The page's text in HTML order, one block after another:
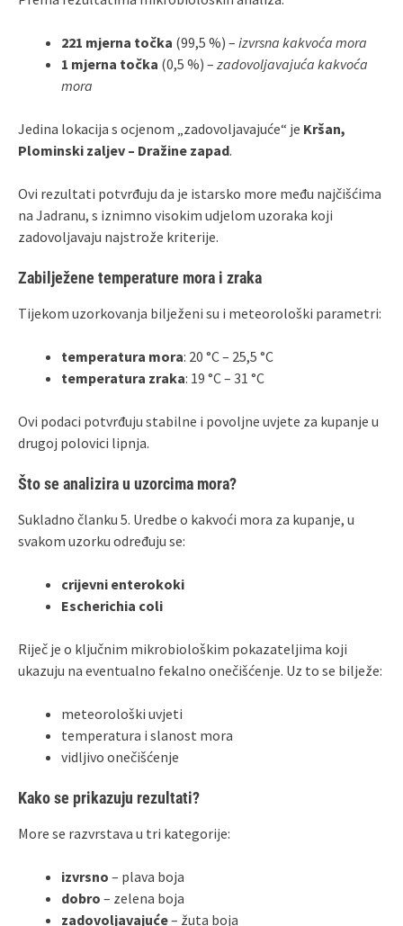
221 mjerna točka (99,5 %) – izvrsna kakvoća mora
1 mjerna točka (0,5 %) – zadovoljavajuća kakvoća
mora
Jedina lokacija s ocjenom „zadovoljavajuće“ je Kršan,
Plominski zaljev – Dražine zapad.
Ovi rezultati potvrđuju da je istarsko more među najčišćima
na Jadranu, s iznimno visokim udjelom uzoraka koji
zadovoljavaju najstrože kriterije.
Zabilježene temperature mora i zraka
Tijekom uzorkovanja bilježeni su i meteorološki parametri:
temperatura mora: 20 °C – 25,5 °C
temperatura zraka: 19 °C – 31 °C
Ovi podaci potvrđuju stabilne i povoljne uvjete za kupanje u
drugoj polovici lipnja.
Što se analizira u uzorcima mora?
Sukladno članku 5. Uredbe o kakvoći mora za kupanje, u
svakom uzorku određuju se:
crijevni enterokoki
Escherichia coli
Riječ je o ključnim mikrobiološkim pokazateljima koji
ukazuju na eventualno fekalno onečišćenje. Uz to se bilježe:
meteorološki uvjeti
temperatura i slanost mora
vidljivo onečišćenje
Kako se prikazuju rezultati?
More se razvrstava u tri kategorije:
izvrsno – plava boja
dobro – zelena boja
zadovoljavajuće– žuta boja